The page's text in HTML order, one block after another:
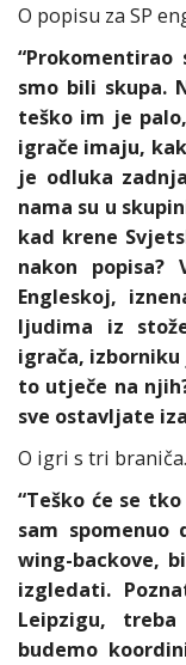
O popisu za SP
smo bili skupa.
teško im je
igrače imaju,
je odluka
nama su u
kad krene
nakon
Engleskoj,
ljudima iz
igrača,
to utječe na
sve ostavljate
O igri s tri
“Teško će se
sam
wing-backove,
izgledati.
Leipzigu,
budemo